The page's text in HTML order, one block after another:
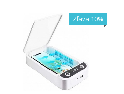
Ďalej tu nájdete
vymedzovacích stĺpikov pre
priestorov či rozstupov.
sami podľa svojich predstáv
Zľava 10%